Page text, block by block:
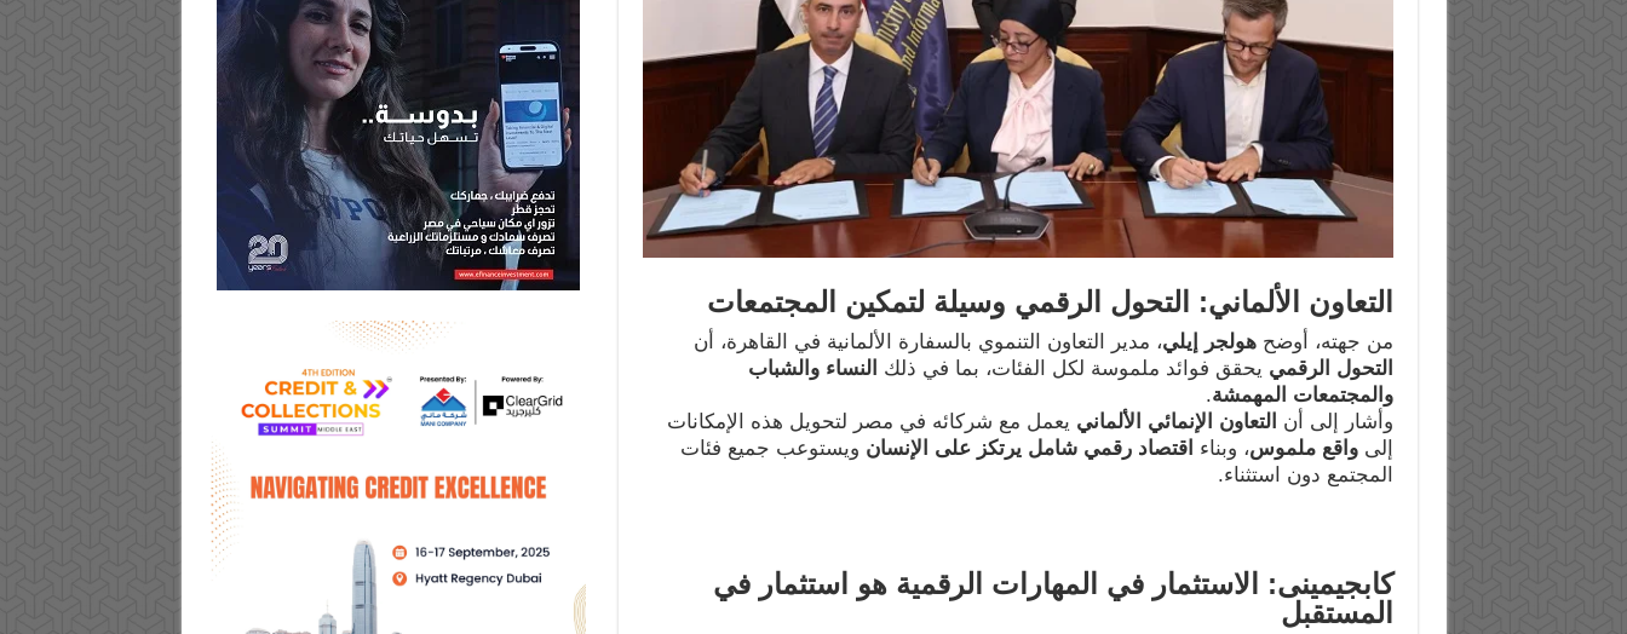
التعاون الألماني: التحول الرقمي وسيلة لتمكين المجتمعات
من جهته، أوضحهولجر إيلي، مدير التعاون التنموي بالسفارة الألمانية في القاهرة، أن
التحول الرقمي يحقق فوائد ملموسة لكل الفئات، بما في ذلك النساء والشباب
والمجتمعات المهمشة.
وأشار إلى أن التعاون الإنمائي الألماني يعمل مع شركائه في مصر لتحويل هذه الإمكانات
إلىواقع ملموس، وبناء اقتصاد رقمي شامل يرتكز على الإنسان ويستوعب جميع فئات
المجتمع دون استثناء.
كابجيمينى: الاستثمار في المهارات الرقمية هو استثمار في
المستقبل